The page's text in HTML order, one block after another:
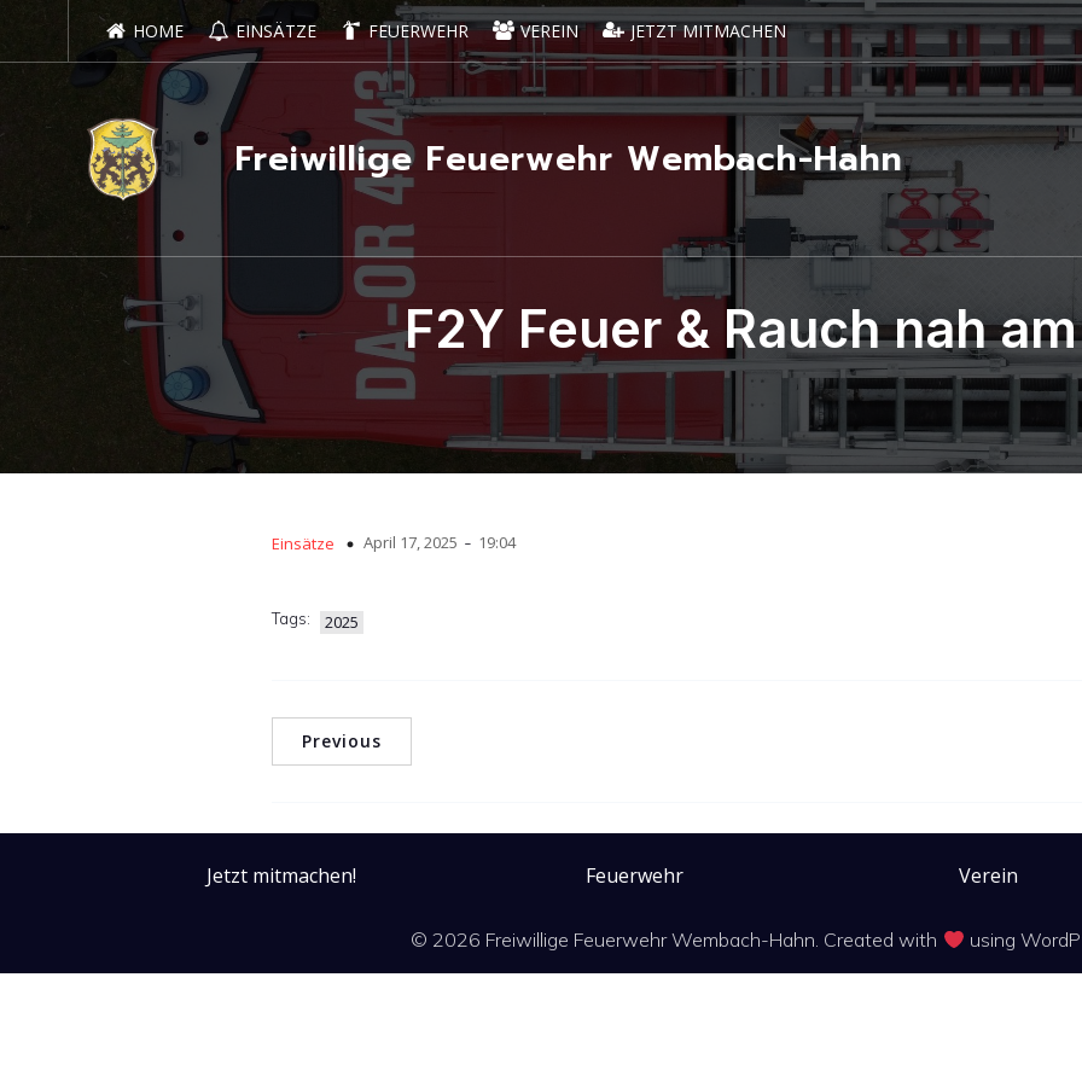
HOME EINSÄTZE FEUERWEHR VEREIN JETZT MITMACHEN
Freiwillige Feuerwehr Wembach-Hahn
F2Y Feuer & Rauch nah
Einsätze April 17, 2025 - 19:04
Tags: 2025
Previous
Jetzt mitmachen! Feuerwehr Verein
© 2026 Freiwillige Feuerwehr Wembach-Hahn. Created with using